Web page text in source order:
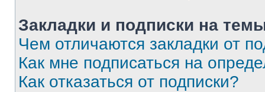
Закладки и подписки на
Чем отличаются закладки от
Как мне подписаться на
Как отказаться от подписки?